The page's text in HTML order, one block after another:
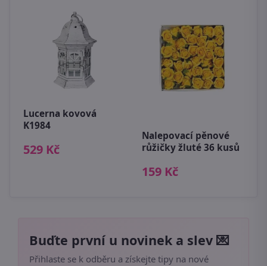
Lucerna kovová
K1984
529 Kč
Nalepovací pěnové
růžičky žluté 36 kusů
159 Kč
Buďte první u novinek a slev 💌
Přihlaste se k odběru a získejte tipy na nové